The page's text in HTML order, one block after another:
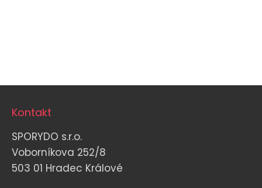
Kontakt
SPORYDO s.r.o.
Voborníkova 252/8
503 01 Hradec Králové